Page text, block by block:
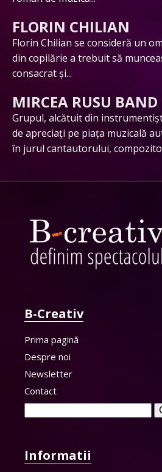
FLORIN CHILIAN
Florin Chilian se consideră un
din copilărie a trebuit să
consacrat și...
MIRCEA RUSU BAND
Grupul, alcătuit din
de apreciați pe piața muzicală
în jurul cantautorului,
B-Creativ
Prima pagină
Despre noi
Newsletter
Contact
Informatii